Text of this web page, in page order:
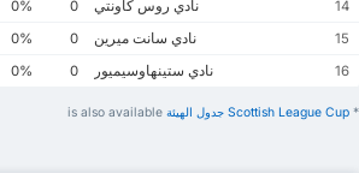
14
نادي روس كاونتي 0
0%
15
نادي سانت ميرين 0
0%
16
نادي ستينهاوسيميور 0
0%
* Scottish League Cup ‏جدول الهيئة